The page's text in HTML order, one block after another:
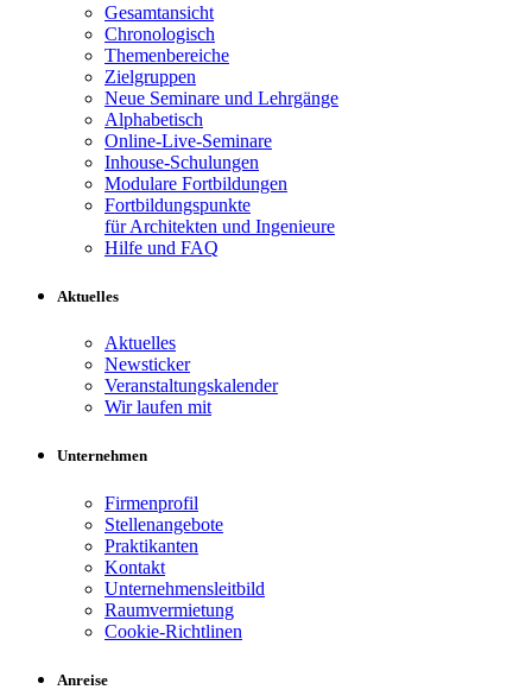
Gesamtansicht
Chronologisch
Themenbereiche
Zielgruppen
Neue Seminare und Lehrgänge
Alphabetisch
Online-Live-Seminare
Inhouse-Schulungen
Modulare Fortbildungen
Fortbildungspunkte
für Architekten und Ingenieure
Hilfe und FAQ
Aktuelles
Aktuelles
Newsticker
Veranstaltungskalender
Wir laufen mit
Unternehmen
Firmenprofil
Stellenangebote
Praktikanten
Kontakt
Unternehmensleitbild
Raumvermietung
Cookie-Richtlinen
Anreise